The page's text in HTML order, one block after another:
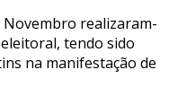
Novembro realizaram-
tendo sido
na manifestação de